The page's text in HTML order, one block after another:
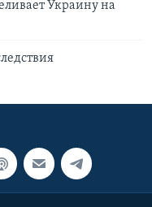
Украину на